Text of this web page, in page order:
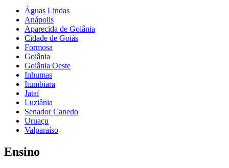
Águas Lindas
Anápolis
Aparecida de Goiânia
Cidade de Goiás
Formosa
Goiânia
Goiânia Oeste
Inhumas
Itumbiara
Jataí
Luziânia
Senador Canedo
Uruaçu
Valparaíso
Ensino